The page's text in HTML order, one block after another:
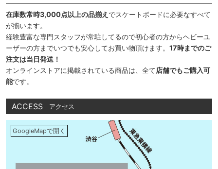
在庫数常時3,000点以上の品揃え でスケートボードに必要なすべて
が揃います。
経験豊富な専門スタッフが常駐してるので初心者の方からヘビーユ
ーザーの方までいつでも安心してお買い物頂けます。 17時までのご
注文は当日発送！
オンラインストアに掲載されている商品は、全て店舗でもご購入可
能です。
ACCESS アクセス
GoogleMapで開く